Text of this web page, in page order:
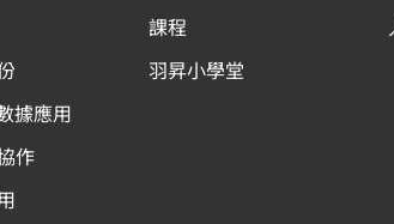
據應用
作
課程
羽昇小學堂